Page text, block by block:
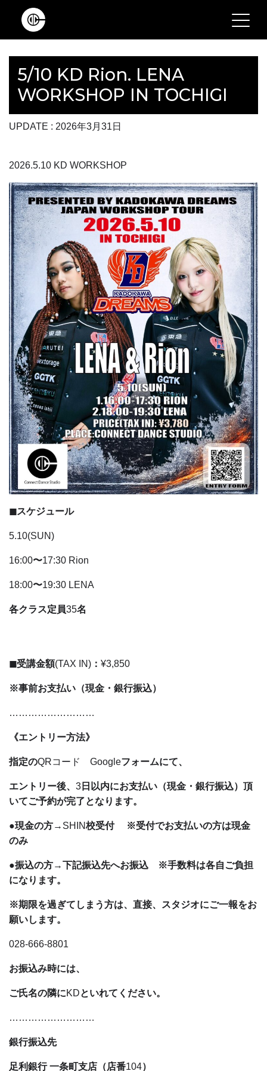
Main Navigation
5/10 KD Rion. LENA
WORKSHOP IN TOCHIGI
UPDATE : 2026年3月31日
2026.5.10 KD WORKSHOP
◼︎スケジュール
5.10(SUN)
16:00〜17:30 Rion
18:00〜19:30 LENA
各クラス定員35名
◼︎受講金額(TAX IN) ： ¥3,850
※事前お支払い（現金・銀行振込）
………………………
《エントリー方法》
指定のQRコード Googleフォームにて、
エントリー後、 3 日以内にお支払い（現金・銀行振込）頂
いてご予約が完了となります。
●現金の方→SHIN校受付
※受付でお支払いの方は現金
のみ
●振込の方→下記振込先へお振込 ※手数料は各自ご負担
になります。
※期限を過ぎてしまう方は、直接、スタジオにご一報をお
願いします。
028-666-8801
お振込み時には、
ご氏名の隣にKDといれてください。
………………………
銀行振込先
足利銀行 一条町支店（店番104）